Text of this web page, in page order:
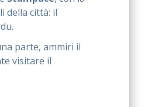
della città: il
parte, ammiri il
visitare il